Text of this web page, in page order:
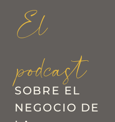
El
podcast
SOBRE EL
NEGOCIO DE